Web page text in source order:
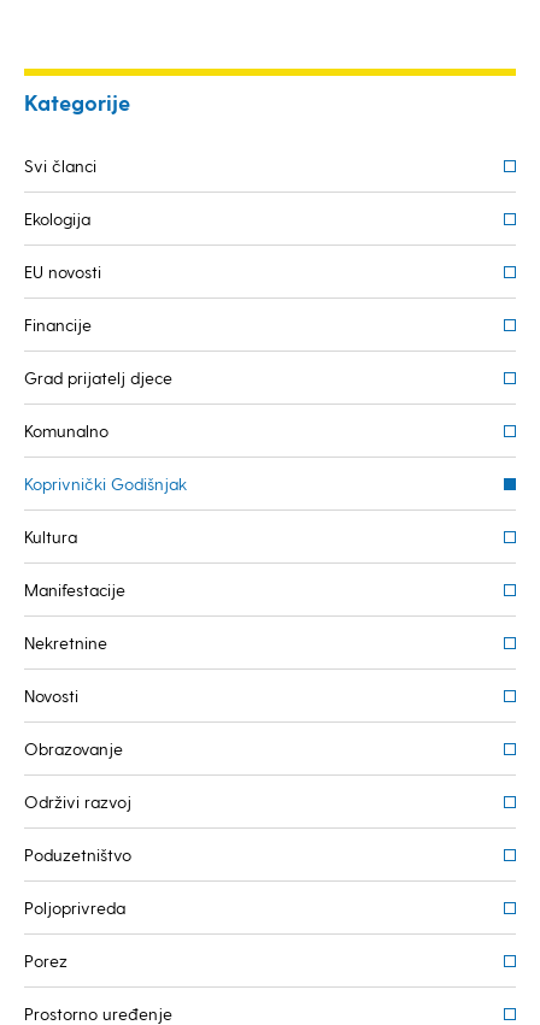
Kategorije
Svi članci
Ekologija
EU novosti
Financije
Grad prijatelj djece
Komunalno
Koprivnički Godišnjak
Kultura
Manifestacije
Nekretnine
Novosti
Obrazovanje
Održivi razvoj
Poduzetništvo
Poljoprivreda
Porez
Prostorno uređenje